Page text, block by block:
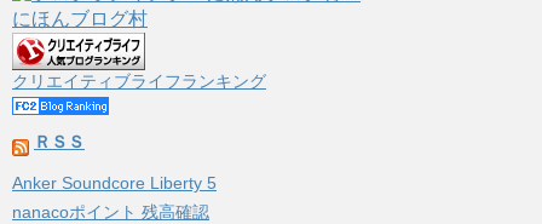
にほんブログ村
クリエイティブライフランキング
ＲＳＳ
Anker Soundcore Liberty 5
nanacoポイント 残高確認